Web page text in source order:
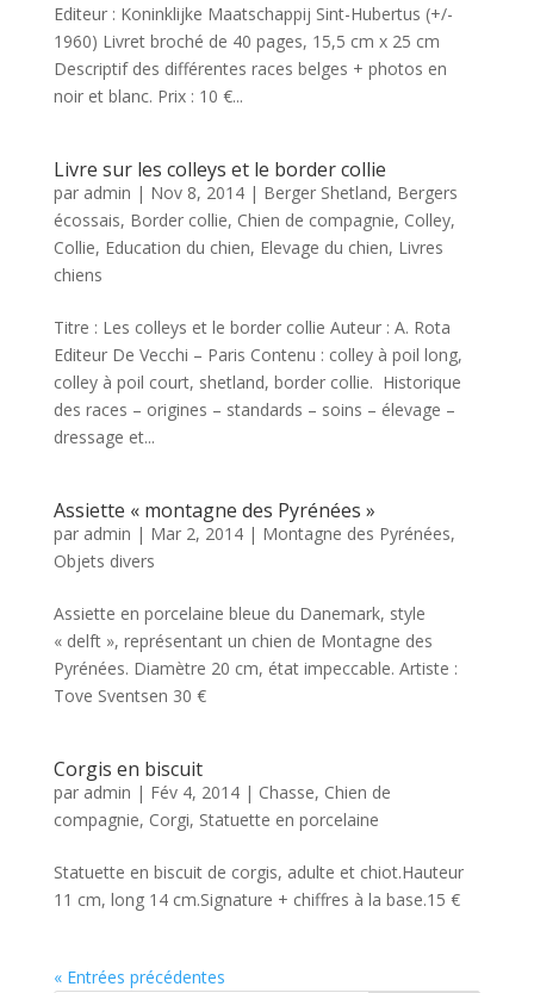
Editeur : Koninklijke Maatschappij Sint-Hubertus (+/-
1960) Livret broché de 40 pages, 15,5 cm x 25 cm
Descriptif des différentes races belges + photos en
noir et blanc. Prix : 10 €...
Livre sur les colleys et le border collie
par admin | Nov 8, 2014| Berger Shetland, Bergers
écossais, Border collie, Chien de compagnie, Colley,
Collie, Education du chien, Elevage du chien, Livres
chiens
Titre : Les colleys et le border collie Auteur : A. Rota
Editeur De Vecchi – Paris Contenu : colley à poil long,
colley à poil court, shetland, border collie. Historique
des races – origines – standards – soins – élevage –
dressage et...
Assiette « montagne des Pyrénées »
par admin | Mar 2, 2014| Montagne des Pyrénées,
Objets divers
Assiette en porcelaine bleue du Danemark, style
« delft », représentant un chien de Montagne des
Pyrénées. Diamètre 20 cm, état impeccable. Artiste :
Tove Sventsen 30 €
Corgis en biscuit
par admin | Fév 4, 2014| Chasse, Chien de
compagnie, Corgi, Statuette en porcelaine
Statuette en biscuit de corgis, adulte et chiot.Hauteur
11 cm, long 14 cm.Signature + chiffres à la base.15 €
« Entrées précédentes